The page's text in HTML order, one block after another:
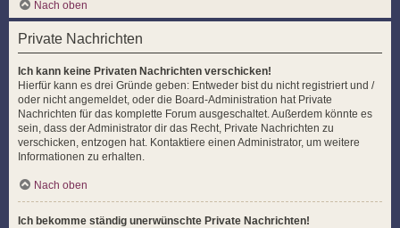
Nach oben
Private Nachrichten
Ich kann keine Privaten Nachrichten verschicken!
Hierfür kann es drei Gründe geben: Entweder bist du nicht registriert und /
oder nicht angemeldet, oder die Board-Administration hat Private
Nachrichten für das komplette Forum ausgeschaltet. Außerdem könnte es
sein, dass der Administrator dir das Recht, Private Nachrichten zu
verschicken, entzogen hat. Kontaktiere einen Administrator, um weitere
Informationen zu erhalten.
Nach oben
Ich bekomme ständig unerwünschte Private Nachrichten!